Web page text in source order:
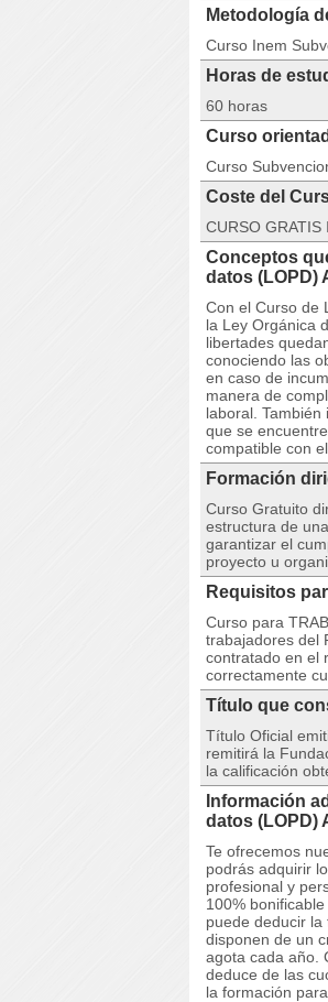
Metodología
Curso Inem
Horas de
60 horas
Curso
Curso
Coste del
CURSO GRATIS
Conceptos
datos (LOPD)
Con el Curso de
la Ley Orgánica
libertades
conociendo las
en caso de
manera de
laboral.
que se
compatible con
Formación
Curso Gratuito
estructura de
garantizar el
proyecto u
Requisitos
Curso para
trabajadores del
contratado en el
correctamente
Título que
Título Oficial
remitirá la
la calificación
Información
datos (LOPD)
Te ofrecemos
podrás adquirir
profesional y
100%
puede deducir la
disponen de un
agota cada año.
deduce de las
la formación